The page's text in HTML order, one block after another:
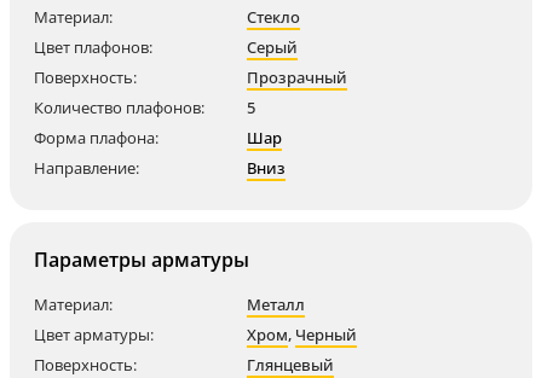
Материал:
Стекло
Цвет плафонов:
Серый
Поверхность:
Прозрачный
Количество плафонов:
5
Форма плафона:
Шар
Направление:
Вниз
Параметры арматуры
Материал:
Металл
Цвет арматуры:
Хром, Черный
Поверхность:
Глянцевый